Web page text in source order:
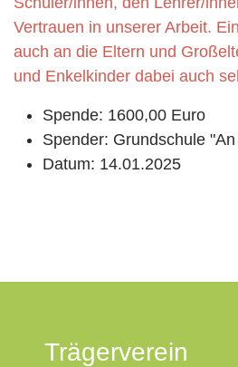
Vertrauen in unserer Arbeit.
auch an die Eltern und
und Enkelkinder dabei auch
Spende: 1600,00 Euro
Spender: Grundschule
Datum: 14.01.2025
Trägerverein